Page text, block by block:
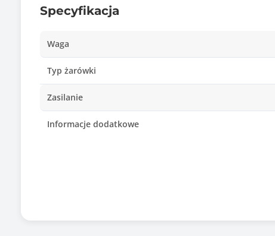
Specyfikacja
Waga
Typ żarówki
Zasilanie
Informacje dodatkowe